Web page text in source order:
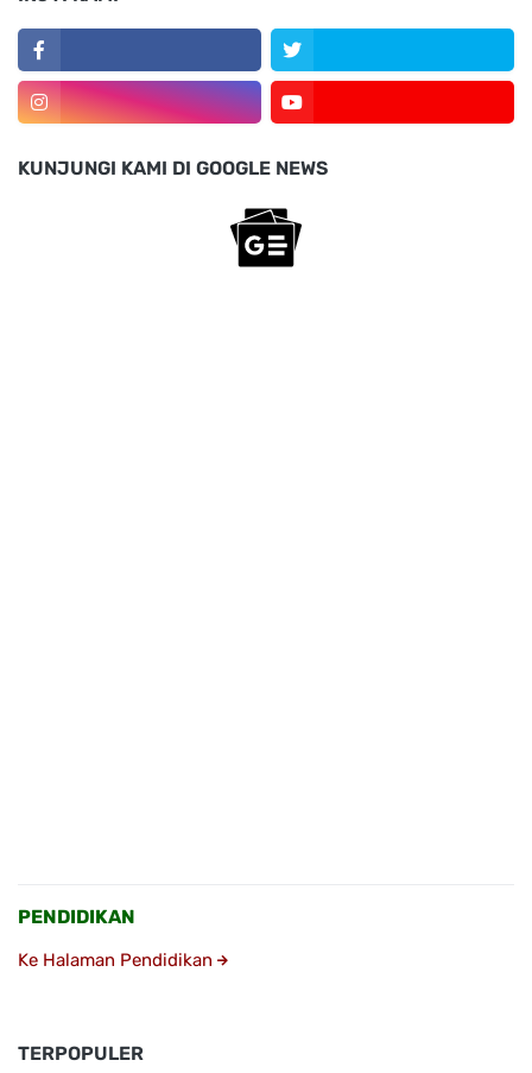
KUNJUNGI KAMI DI GOOGLE NEWS
PENDIDIKAN
Ke Halaman Pendidikan
TERPOPULER